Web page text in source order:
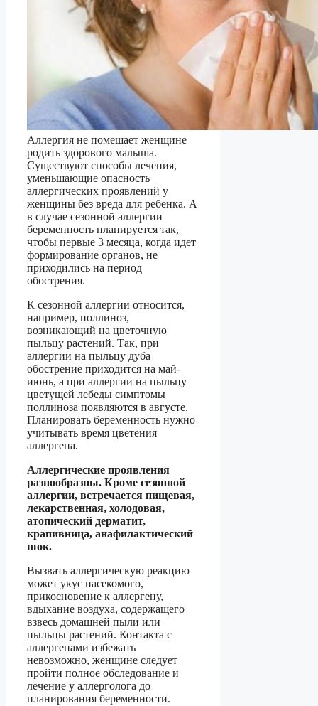
Аллергия не помешает женщине
родить здорового малыша.
Существуют способы лечения,
уменьшающие опасность
аллергических проявлений у
женщины без вреда для ребенка. А
в случае сезонной аллергии
беременность планируется так,
чтобы первые 3 месяца, когда идет
формирование органов, не
приходились на период
обострения.
К сезонной аллергии относится,
например, поллиноз,
возникающий на цветочную
пыльцу растений. Так, при
аллергии на пыльцу дуба
обострение приходится на май-
июнь, а при аллергии на пыльцу
цветущей лебеды симптомы
поллиноза появляются в августе.
Планировать беременность нужно
учитывать время цветения
аллергена.
Аллергические проявления
разнообразны. Кроме сезонной
аллергии, встречается пищевая,
лекарственная, холодовая,
атопический дерматит,
крапивница, анафилактический
шок.
Вызвать аллергическую реакцию
может укус насекомого,
прикосновение к аллергену,
вдыхание воздуха, содержащего
взвесь домашней пыли или
пыльцы растений. Контакта с
аллергенами избежать
невозможно, женщине следует
пройти полное обследование и
лечение у аллерголога до
планирования беременности.